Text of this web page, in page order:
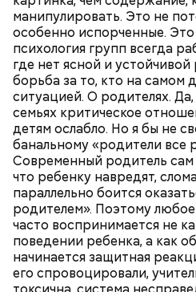
манипулировать. Это не
особенно испорченные. Это
психология групп всегда
где нет ясной и
борьба за то, кто на самом
ситуацией. О родителях.
семьях критическое
детям ослабло. Но я бы не
банальному «родители все
Современный родитель
что ребенку навредят,
параллельно боится
родителем». Поэтому
часто воспринимается не
поведении ребенка, а как
начинается защитная
его спровоцировали,
курица;
кабачок;
рыбный соус;
соевый соус;
к ней добавляем соевый и
разрезаем кабачок,
нарезаем полосками,
добавляем болгарский
обжариваем, — рассказал